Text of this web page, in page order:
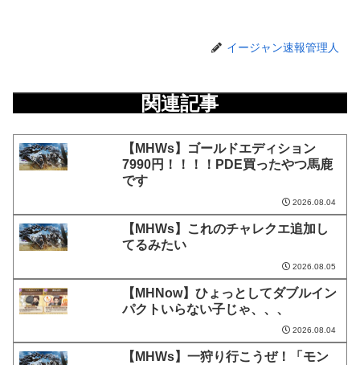
イージャン速報管理人
関連記事
【MHWs】ゴールドエディション
7990円！！！！PDE買ったやつ馬鹿
です
2026.08.04
【MHWs】これのチャレクエ追加し
てるみたい
2026.08.05
【MHNow】ひょっとしてダブルイン
パクトいらない子じゃ、、、
2026.08.04
【MHWs】一狩り行こうぜ！「モン